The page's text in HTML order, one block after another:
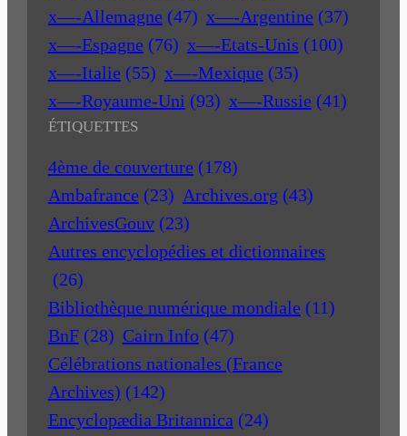
x—-Allemagne (47) x—-Argentine (37)
x—-Espagne (76) x—-Etats-Unis (100)
x—-Italie (55) x—-Mexique (35)
x—-Royaume-Uni (93) x—-Russie (41)
ÉTIQUETTES
4ème de couverture (178)
Ambafrance (23) Archives.org (43)
ArchivesGouv (23)
Autres encyclopédies et dictionnaires
(26)
Bibliothèque numérique mondiale (11)
BnF (28) Cairn Info (47)
Célébrations nationales (France
Archives) (142)
Encyclopædia Britannica (24)